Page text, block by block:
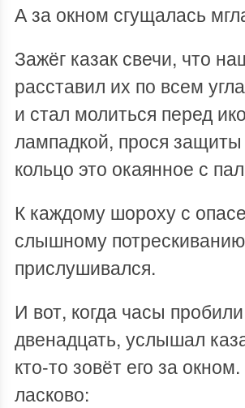
А за окном сгущалась
Зажёг казак свечи, что
расставил их по всем
и стал молиться перед
лампадкой, прося
кольцо это окаянное с
К каждому шороху с
слышному
прислушивался.
И вот, когда часы пробили
двенадцать, услышал
кто-то зовёт его за
ласково: